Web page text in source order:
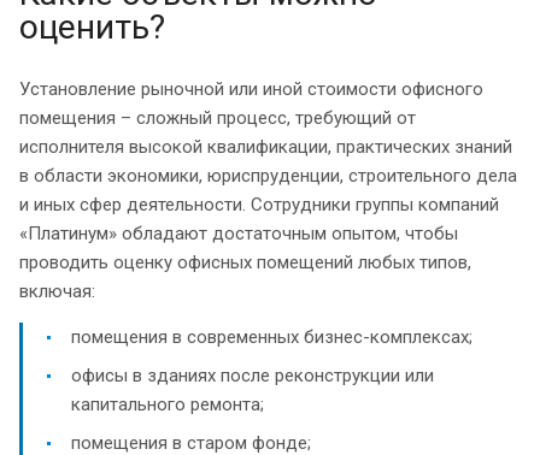
оценить?
Установление рыночной или иной стоимости офисного
помещения – сложный процесс, требующий от
исполнителя высокой квалификации, практических знаний
в области экономики, юриспруденции, строительного дела
и иных сфер деятельности. Сотрудники группы компаний
«Платинум» обладают достаточным опытом, чтобы
проводить оценку офисных помещений любых типов,
включая:
помещения в современных бизнес-комплексах;
офисы в зданиях после реконструкции или
капитального ремонта;
помещения в старом фонде;